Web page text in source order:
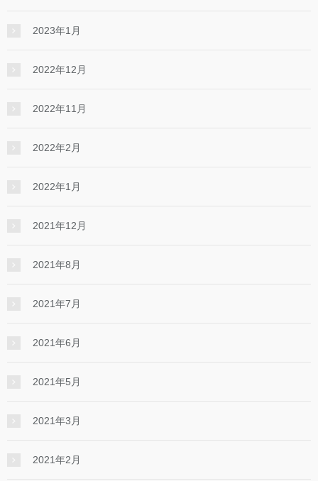
2023年1月
2022年12月
2022年11月
2022年2月
2022年1月
2021年12月
2021年8月
2021年7月
2021年6月
2021年5月
2021年3月
2021年2月